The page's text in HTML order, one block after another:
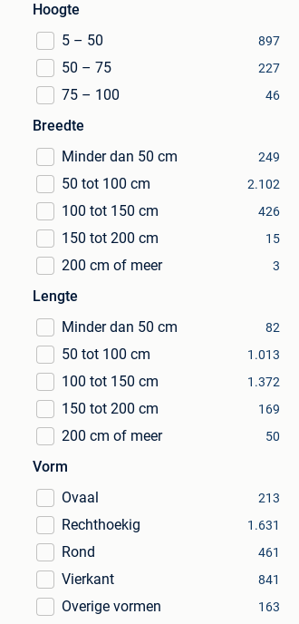
Hoogte
5 – 50
897
50 – 75 227
75 – 100 46
Breedte
Minder dan 50 cm
249
50 tot 100 cm 2.102
100 tot 150 cm 426
150 tot 200 cm 15
200 cm of meer 3
Lengte
Minder dan 50 cm
82
50 tot 100 cm 1.013
100 tot 150 cm 1.372
150 tot 200 cm 169
200 cm of meer 50
Vorm
Ovaal
213
Rechthoekig 1.631
Rond 461
Vierkant 841
Overige vormen 163